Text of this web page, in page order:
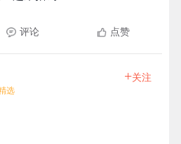
评论 点赞
选
+关注